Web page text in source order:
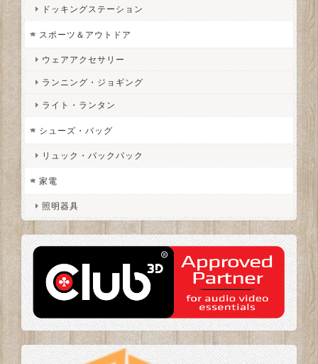
ドッキングステーション
スポーツ＆アウトドア
ウェアアクセサリー
ランニング・ジョギング
ライト・ランタン
シューズ・バッグ
リュック・バックパック
家電
照明器具